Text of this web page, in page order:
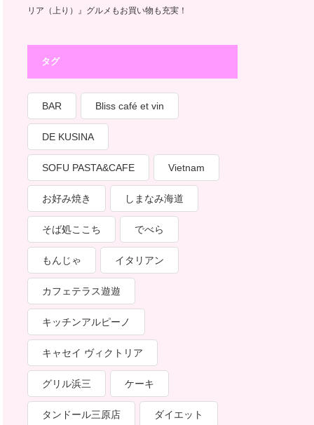
リア（上り）』グルメもお買い物も充実！
タグ
BAR Bliss café et vin
DE KUSINA
SOFU PASTA&CAFE Vietnam
お好み焼き しまなみ海道
そば処ここち でべら
もんじゃ イタリアン
カフェテラス遊遊
キッチンアルピーノ
キャセイ ヴィクトリア
グリル浜三 ケーキ
タンドール三原店 ダイエット